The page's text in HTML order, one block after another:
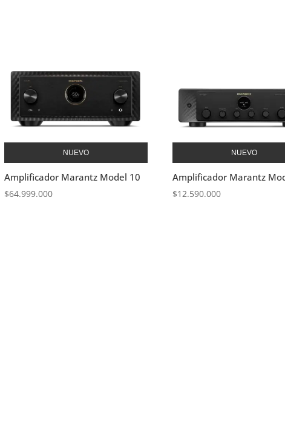
NUEVO
Amplificador Marantz Model 10
$64.999.000
NUEVO
Amplificador Marantz
$12.590.000